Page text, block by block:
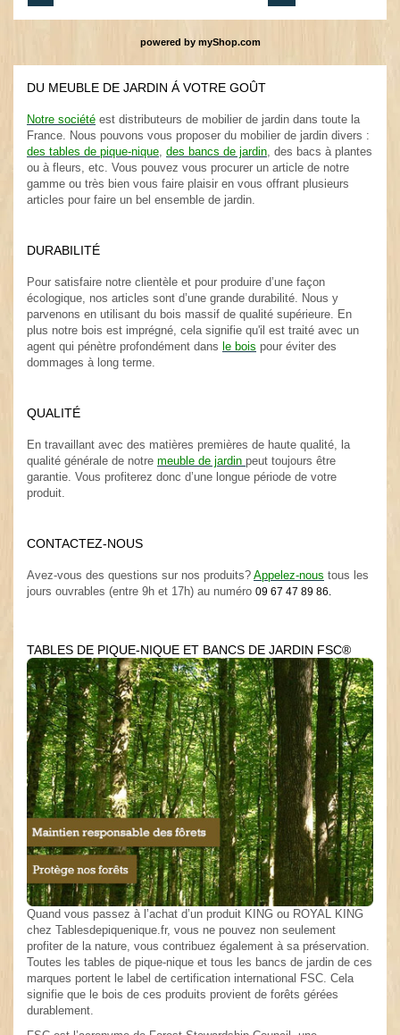
powered by myShop.com
DU MEUBLE DE JARDIN Á VOTRE GOÛT
Notre société est distributeurs de mobilier de jardin dans toute la
France. Nous pouvons vous proposer du mobilier de jardin divers :
des tables de pique-nique, des bancs de jardin, des bacs à plantes
ou à fleurs, etc. Vous pouvez vous procurer un article de notre
gamme ou très bien vous faire plaisir en vous offrant plusieurs
articles pour faire un bel ensemble de jardin.
DURABILITÉ
Pour satisfaire notre clientèle et pour produire d’une façon
écologique, nos articles sont d’une grande durabilité. Nous y
parvenons en utilisant du bois massif de qualité supérieure. En
plus notre bois est imprégné, cela signifie qu'il est traité avec un
agent qui pénètre profondément dans le bois pour éviter des
dommages à long terme.
QUALITÉ
En travaillant avec des matières premières de haute qualité, la
qualité générale de notre meuble de jardin peut toujours être
garantie. Vous profiterez donc d’une longue période de votre
produit.
CONTACTEZ-NOUS
Avez-vous des questions sur nos produits? Appelez-nous tous les
jours ouvrables (entre 9h et 17h) au numéro 09 67 47 89 86.
TABLES DE PIQUE-NIQUE ET BANCS DE JARDIN FSC®
Quand vous passez à l’achat d’un produit KING ou ROYAL KING
chez Tablesdepiquenique.fr, vous ne pouvez non seulement
profiter de la nature, vous contribuez également à sa préservation.
Toutes les tables de pique-nique et tous les bancs de jardin de ces
marques portent le label de certification international FSC. Cela
signifie que le bois de ces produits provient de forêts gérées
durablement.